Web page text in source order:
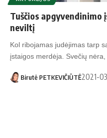
Tuščios apgyvendinimo
neviltį
Kol ribojamas judėjimas tarp
įstaigos merdėja. Svečių
Birutė PETKEVIČIŪTĖ2021-